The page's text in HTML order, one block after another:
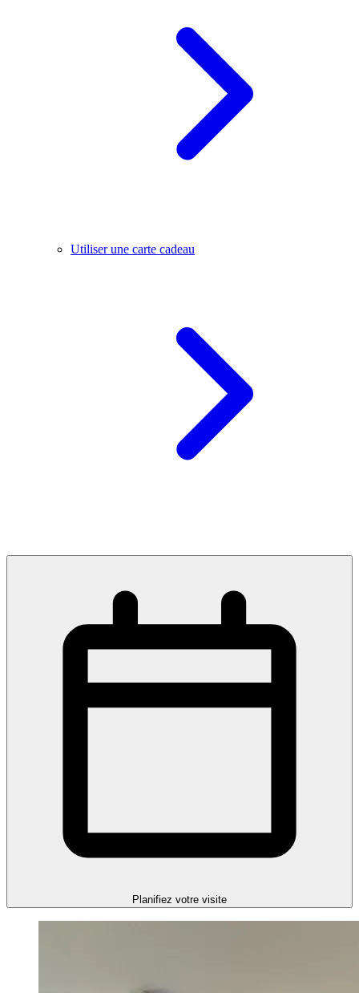
Utiliser une carte cadeau
Planifiez votre visite